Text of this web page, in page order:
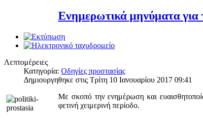
Ενημερωτικά μηνύματα για
Λεπτομέρειες
Κατηγορία: Οδηγίες προστασίας
Δημιουργηθηκε στις Τρίτη 10 Ιανουαρίου 2017 09:41
Με σκοπό την ενημέρωση και
φετινή χειμερινή περίοδο.